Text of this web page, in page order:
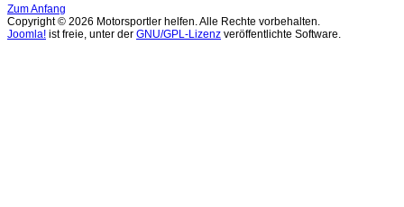
Zum Anfang
Copyright © 2026 Motorsportler helfen. Alle Rechte vorbehalten.
Joomla! ist freie, unter der GNU/GPL-Lizenz veröffentlichte Software.